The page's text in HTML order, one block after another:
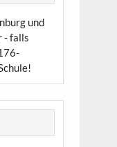
und
- falls